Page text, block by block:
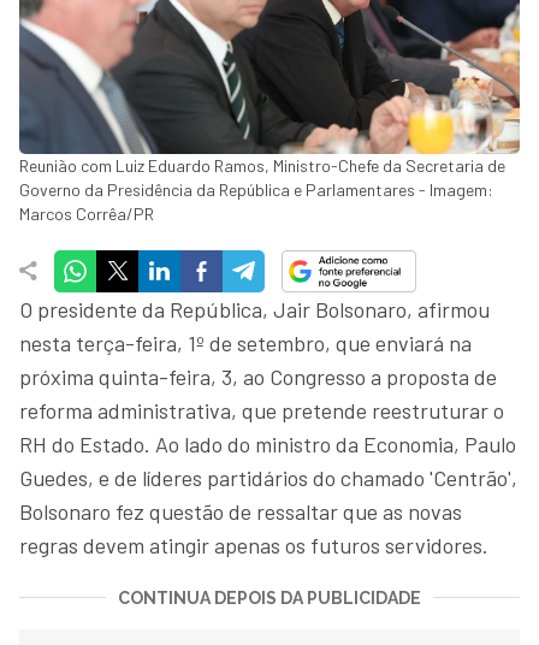
Reunião com Luiz Eduardo Ramos, Ministro-Chefe da Secretaria de
Governo da Presidência da República e Parlamentares - Imagem:
Marcos Corrêa/PR
O presidente da República, Jair Bolsonaro, afirmou
nesta terça-feira, 1º de setembro, que enviará na
próxima quinta-feira, 3, ao Congresso a proposta de
reforma administrativa, que pretende reestruturar o
RH do Estado. Ao lado do ministro da Economia, Paulo
Guedes, e de líderes partidários do chamado 'Centrão',
Bolsonaro fez questão de ressaltar que as novas
regras devem atingir apenas os futuros servidores.
CONTINUA DEPOIS DA PUBLICIDADE